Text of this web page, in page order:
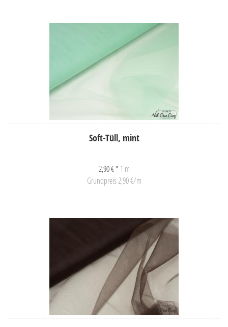
Soft-Tüll, mint
2,90 € * 1 m
Grundpreis 2,90 €/m